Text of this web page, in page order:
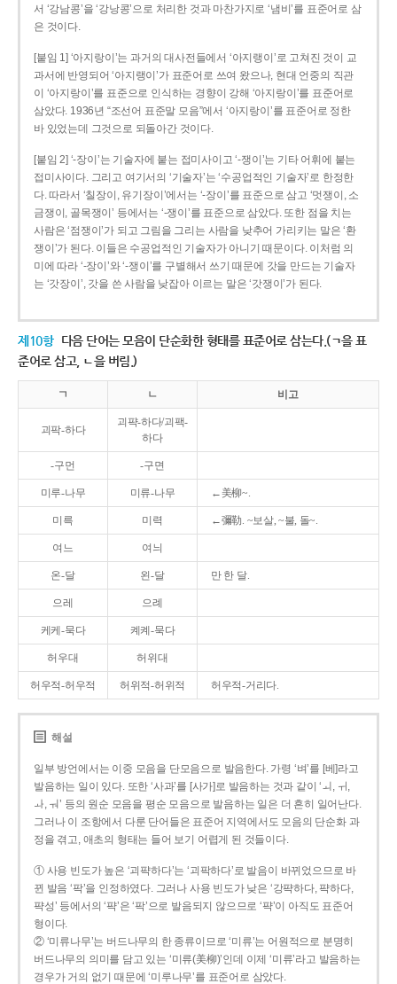
서 ‘강남콩’을 ‘강낭콩’으로 처리한 것과 마찬가지로 ‘냄비’를 표준어로 삼
은 것이다.
[붙임 1] ‘아지랑이’는 과거의 대사전들에서 ‘아지랭이’로 고쳐진 것이 교
과서에 반영되어 ‘아지랭이’가 표준어로 쓰여 왔으나, 현대 언중의 직관
이 ‘아지랑이’를 표준으로 인식하는 경향이 강해 ‘아지랑이’를 표준어로
삼았다. 1936년 “조선어 표준말 모음”에서 ‘아지랑이’를 표준어로 정한
바 있었는데 그것으로 되돌아간 것이다.
[붙임 2] ‘-장이’는 기술자에 붙는 접미사이고 ‘-쟁이’는 기타 어휘에 붙는
접미사이다. 그리고 여기서의 ‘기술자’는 ‘수공업적인 기술자’로 한정한
다. 따라서 ‘칠장이, 유기장이’에서는 ‘-장이’를 표준으로 삼고 ‘멋쟁이, 소
금쟁이, 골목쟁이’ 등에서는 ‘-쟁이’를 표준으로 삼았다. 또한 점을 치는
사람은 ‘점쟁이’가 되고 그림을 그리는 사람을 낮추어 가리키는 말은 ‘환
쟁이’가 된다. 이들은 수공업적인 기술자가 아니기 때문이다. 이처럼 의
미에 따라 ‘-장이’와 ‘-쟁이’를 구별해서 쓰기 때문에 갓을 만드는 기술자
는 ‘갓장이’, 갓을 쓴 사람을 낮잡아 이르는 말은 ‘갓쟁이’가 된다.
제10항 다음 단어는 모음이 단순화한 형태를 표준어로 삼는다.(ㄱ을 표
준어로 삼고, ㄴ을 버림.)
ㄱ ㄴ 비고
괴팍-하다
괴퍅-하다/괴팩-
하다
-구먼 -구면
미루-나무 미류-나무 ←美柳~.
미륵 미력 ←彌勒. ~보살, ~불, 돌~.
여느 여늬
온-달 왼-달 만 한 달.
으레 으례
케케-묵다 켸켸-묵다
허우대 허위대
허우적-허우적 허위적-허위적 허우적-거리다.
해설
일부 방언에서는 이중 모음을 단모음으로 발음한다. 가령 ‘벼’를 [베]라고
발음하는 일이 있다. 또한 ‘사과’를 [사가]로 발음하는 것과 같이 ‘ㅚ, ㅟ,
ㅘ, ㅝ’ 등의 원순 모음을 평순 모음으로 발음하는 일은 더 흔히 일어난다.
그러나 이 조항에서 다룬 단어들은 표준어 지역에서도 모음의 단순화 과
정을 겪고, 애초의 형태는 들어 보기 어렵게 된 것들이다.
① 사용 빈도가 높은 ‘괴퍅하다’는 ‘괴팍하다’로 발음이 바뀌었으므로 바
뀐 발음 ‘팍’을 인정하였다. 그러나 사용 빈도가 낮은 ‘강퍅하다, 퍅하다,
퍅성’ 등에서의 ‘퍅’은 ‘팍’으로 발음되지 않으므로 ‘퍅’이 아직도 표준어
형이다.
② ‘미류나무’는 버드나무의 한 종류이므로 ‘미류’는 어원적으로 분명히
버드나무의 의미를 담고 있는 ‘미류(美柳)’인데 이제 ‘미류’라고 발음하는
경우가 거의 없기 때문에 ‘미루나무’를 표준어로 삼았다.